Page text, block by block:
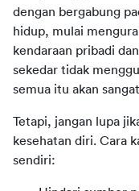
dengan bergabung
hidup, mulai
kendaraan pribadi
sekedar tidak
semua itu akan
Tetapi, jangan lupa
kesehatan diri. Cara
sendiri: